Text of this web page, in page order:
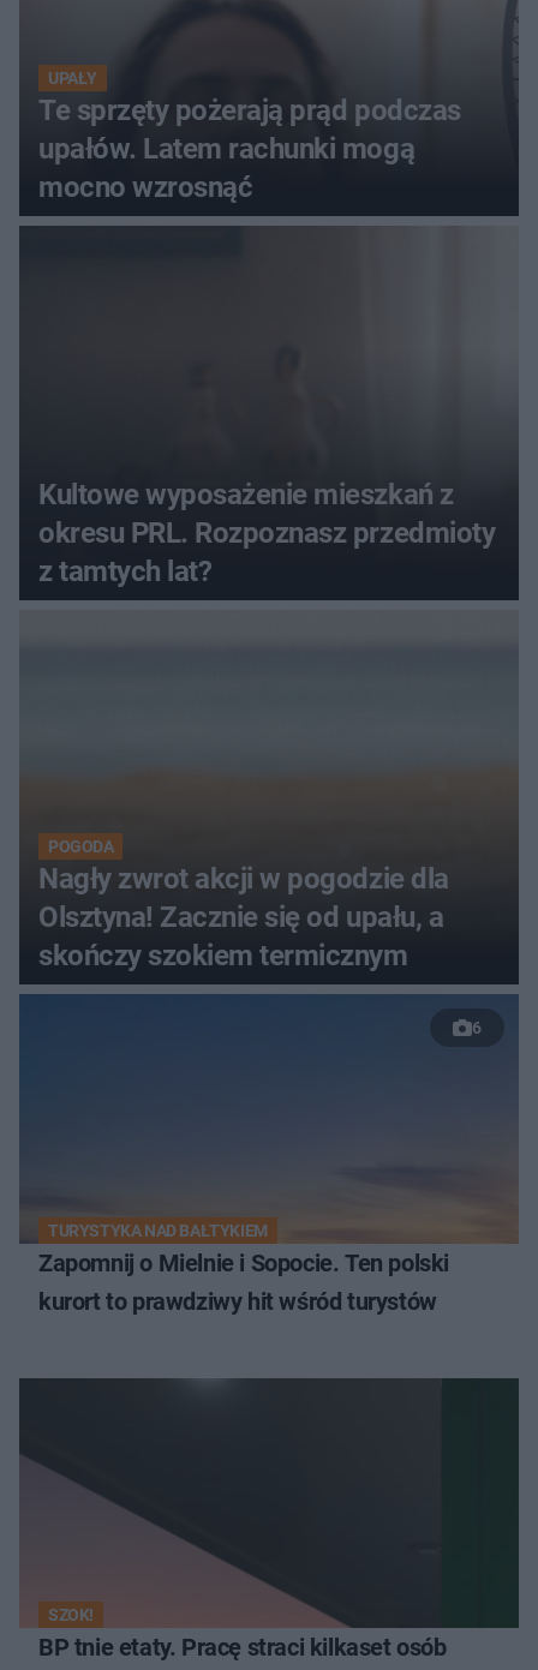
UPAŁY
Te sprzęty pożerają prąd podczas
upałów. Latem rachunki mogą
mocno wzrosnąć
Kultowe wyposażenie mieszkań z
okresu PRL. Rozpoznasz przedmioty
z tamtych lat?
POGODA
Nagły zwrot akcji w pogodzie dla
Olsztyna! Zacznie się od upału, a
skończy szokiem termicznym
6
TURYSTYKA NAD BAŁTYKIEM
Zapomnij o Mielnie i Sopocie. Ten polski
kurort to prawdziwy hit wśród turystów
SZOK!
BP tnie etaty. Pracę straci kilkaset osób